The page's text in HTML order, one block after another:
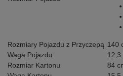
Rozmiary Pojazdu z Przyczepą 140
Waga Pojazdu
12,3
Rozmiar Kartonu
84